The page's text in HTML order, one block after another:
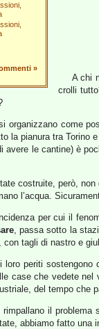
»
A chi
crolli
organizzano come
la pianura tra Torino e
avere le cantine) è
costruite, però,
l’acqua.
per cui il
, passa sotto la
tagli di nastro e
loro periti sostengono
case che vedete nel
del tempo che
il
abbiamo fatto una